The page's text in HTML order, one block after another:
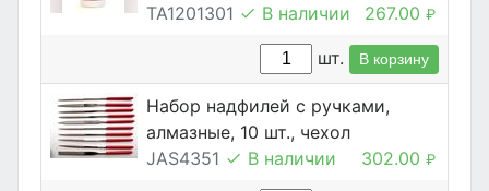
TA1201301
В наличии 267.00 ₽
шт. В корзину
Набор надфилей с ручками,
алмазные, 10 шт., чехол
JAS4351
В наличии 302.00 ₽